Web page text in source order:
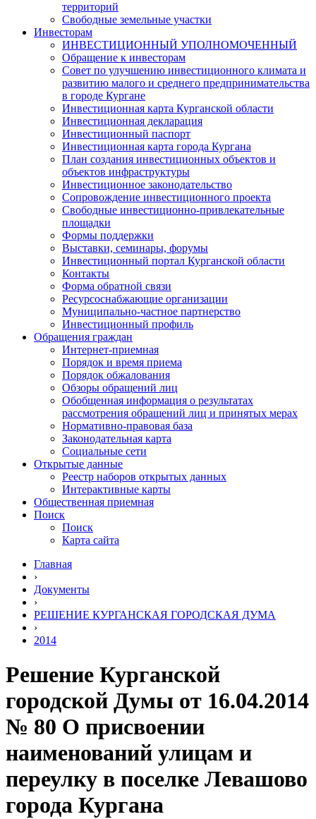
территорий
Свободные земельные участки
Инвесторам
ИНВЕСТИЦИОННЫЙ УПОЛНОМОЧЕННЫЙ
Обращение к инвесторам
Совет по улучшению инвестиционного климата и
развитию малого и среднего предпринимательства
в городе Кургане
Инвестиционная карта Курганской области
Инвестиционная декларация
Инвестиционный паспорт
Инвестиционная карта города Кургана
План создания инвестиционных объектов и
объектов инфраструктуры
Инвестиционное законодательство
Сопровождение инвестиционного проекта
Свободные инвестиционно-привлекательные
площадки
Формы поддержки
Выставки, семинары, форумы
Инвестиционный портал Курганской области
Контакты
Форма обратной связи
Ресурсоснабжающие организации
Муниципально-частное партнерство
Инвестиционный профиль
Обращения граждан
Интернет-приемная
Порядок и время приема
Порядок обжалования
Обзоры обращений лиц
Обобщенная информация о результатах
рассмотрения обращений лиц и принятых мерах
Нормативно-правовая база
Законодательная карта
Социальные сети
Открытые данные
Реестр наборов открытых данных
Интерактивные карты
Общественная приемная
Поиск
Поиск
Карта сайта
Главная
›
Документы
›
РЕШЕНИЕ КУРГАНСКАЯ ГОРОДСКАЯ ДУМА
›
2014
Решение Курганской
городской Думы от 16.04.2014
№ 80 О присвоении
наименований улицам и
переулку в поселке Левашово
города Кургана